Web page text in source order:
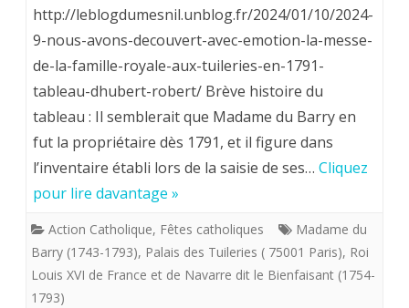
souvenir
d’un
monde
n’est
plus
sans
que
http://leblogdumesnil.unblog.fr/2024/01/10/2024-
9-nous-avons-decouvert-avec-emotion-la-messe-
de-la-famille-royale-aux-tuileries-en-1791-
tableau-dhubert-robert/ Brève histoire du
tableau : Il semblerait que Madame du Barry en
fut la propriétaire dès 1791, et il figure dans
l’inventaire établi lors de la saisie de ses… Cliquez
pour lire davantage »
Action Catholique, Fêtes catholiques
Madame du
Barry (1743-1793), Palais des Tuileries ( 75001 Paris), Roi
Louis XVI de France et de Navarre dit le Bienfaisant (1754-
1793)